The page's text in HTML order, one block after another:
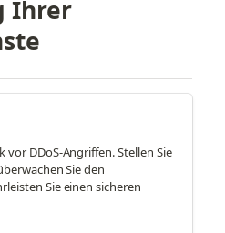
Ihrer
vor DDoS-Angriffen. Stellen Sie
Sie den
Sie einen sicheren